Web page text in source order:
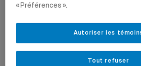
sons ambiants de la classe.
Combien de décibels peuvent produire
« Préférences ».
Tout refuser
Autoriser les